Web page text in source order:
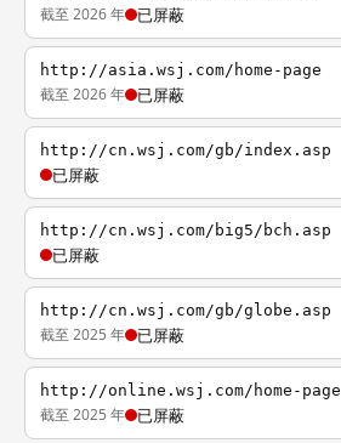
截至 2026 年 已屏蔽
http://asia.wsj.com/home-page
截至 2026 年 已屏蔽
http://cn.wsj.com/gb/index.asp
已屏蔽
http://cn.wsj.com/big5/bch.asp
已屏蔽
http://cn.wsj.com/gb/globe.asp
截至 2025 年 已屏蔽
http://online.wsj.com/home-page
截至 2025 年 已屏蔽